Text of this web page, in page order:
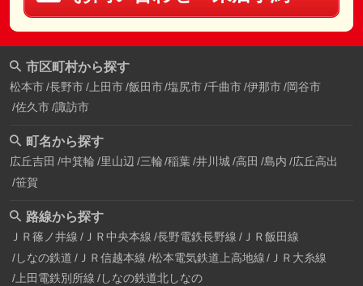
市区町村から探す
松本市 長野市 上田市 飯田市 塩尻市 千曲市 伊那市 岡谷市
佐久市 諏訪市
町名から探す
広丘吉田 中箕輪 里山辺 三輪 稲葉 井川城 高田 島内 広丘高出
笹賀
路線から探す
ＪＲ篠ノ井線 ＪＲ中央本線 長野電鉄長野線 ＪＲ飯田線
しなの鉄道 ＪＲ信越本線 松本電気鉄道上高地線
ＪＲ大糸線
上田電鉄別所線 しなの鉄道北しなの